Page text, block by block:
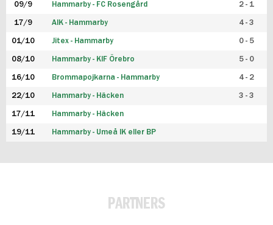
09/9 Hammarby - FC Rosengård 2 - 1
17/9 AIK - Hammarby 4 - 3
01/10 Jitex - Hammarby 0 - 5
08/10 Hammarby - KIF Örebro 5 - 0
16/10 Brommapojkarna - Hammarby 4 - 2
22/10 Hammarby - Häcken 3 - 3
17/11 Hammarby - Häcken
19/11 Hammarby - Umeå IK eller BP
PARTNERS